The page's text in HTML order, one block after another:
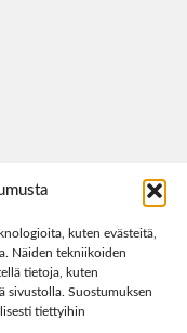
kuten evästeitä,
Näiden tekniikoiden
tietoja, kuten
sivustolla. Suostumuksen
tiettyihin